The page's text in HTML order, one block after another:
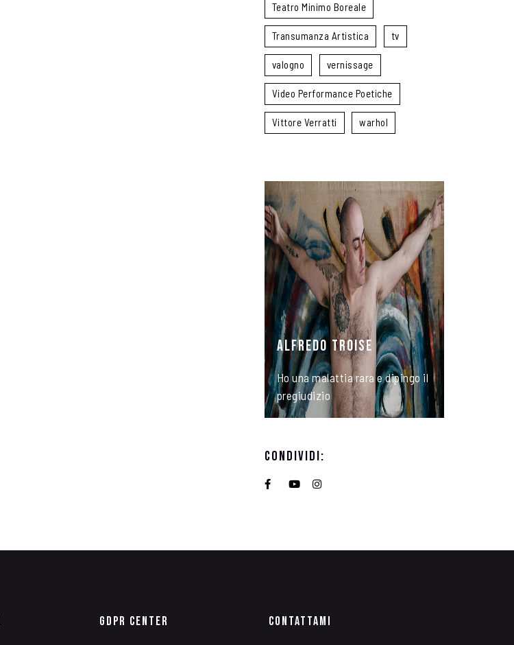
Teatro Minimo Boreale
Transumanza Artistica tv
valogno vernissage
Video Performance Poetiche
Vittore Verratti warhol
ALFREDO TROISE
Ho una malattia rara e dipingo il
pregiudizio
Condividi:
GDPR Center Contattami